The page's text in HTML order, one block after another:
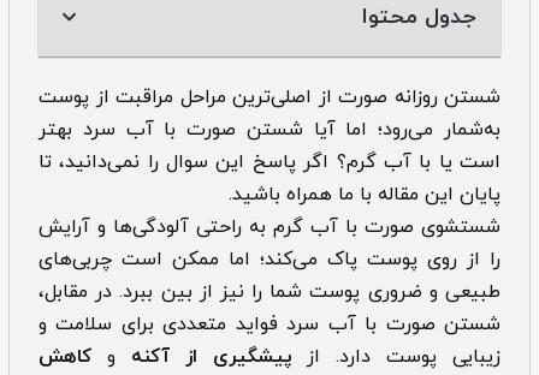
جدول محتوا
شستن روزانه صورت از اصلی‌ترین مراحل مراقبت از پوست
به‌شمار می‌رود؛ اما آیا شستن صورت با آب سرد بهتر
است یا با آب گرم؟ اگر پاسخ این سوال را نمی‌دانید، تا
پایان این مقاله با ما همراه باشید.
شستشوی صورت با آب گرم به راحتی آلودگی‌ها و آرایش
را از روی پوست پاک می‌کند؛ اما ممکن است چربی‌های
طبیعی و ضروری پوست شما را نیز از بین ببرد. در مقابل،
شستن صورت با آب سرد فواید متعددی برای سلامت و
زیبایی پوست دارد. از پیشگیری از آکنه و کاهش